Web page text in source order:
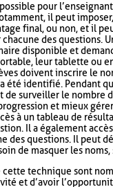
pour
il peut
final, ou non, et il
chacune des questions.
disponible et
leur tablette ou
doivent inscrire le
été identifié. Pendant
de surveiller le nombre
et mieux
à un tableau de
Il a également
des questions. Il peut
de masquer les
cette technique sont
et d’avoir